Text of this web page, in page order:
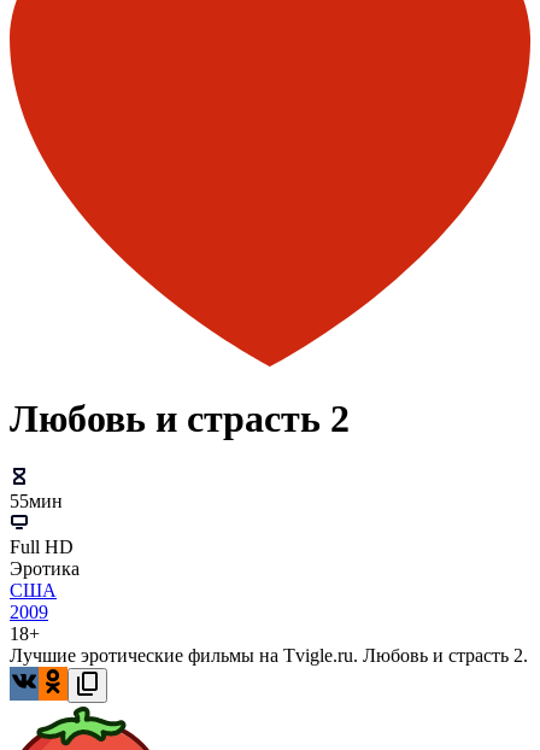
Любовь и страсть 2
55мин
Full HD
Эротика
США
2009
18+
Лучшие эротические фильмы на Tvigle.ru. Любовь и страсть 2.